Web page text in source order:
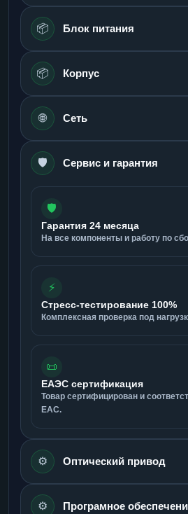
📦 Блок питания
📦 Корпус
🌐 Сеть
🛡️ Сервис и гарантия
🛡️
Гарантия 24 месяца
На все компоненты и работу по
⚡
Стресс-тестирование 100%
Комплексная проверка под
📜
ЕАЭС сертификация
Товар сертифицирован и
ЕАС.
⚙️ Оптический привод
⚙️ Програмное